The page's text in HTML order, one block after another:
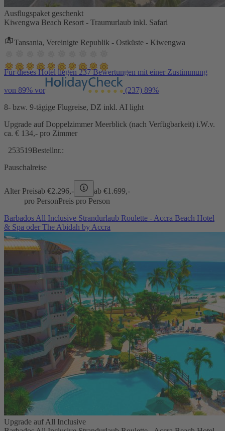
Ausflugspaket geschenkt
Kiwengwa Beach Resort - Traumurlaub inkl. Safari
Tansania, Vereinigte Republik - Ostküste - Kiwengwa
Für dieses Hotel liegen 237 Bewertungen mit einer Zustimmung
von 89% vor (237) 89%
8- bzw. 9-tägige Flugreise, DZ inkl. AI light
Upgrade auf Doppelzimmer Meerblick (nach Verfügbarkeit) i.W.v.
ca. € 134,- pro Zimmer
253519Bestellnr.:
Pauschalreise
Alter Preisab €2.296,- ab €1.699,-
pro PersonPreis pro Person
Barbados All Inclusive Strandurlaub Roulette - Accra Beach Hotel
& Spa oder The Abidah by Accra
Upgrade auf All Inclusive